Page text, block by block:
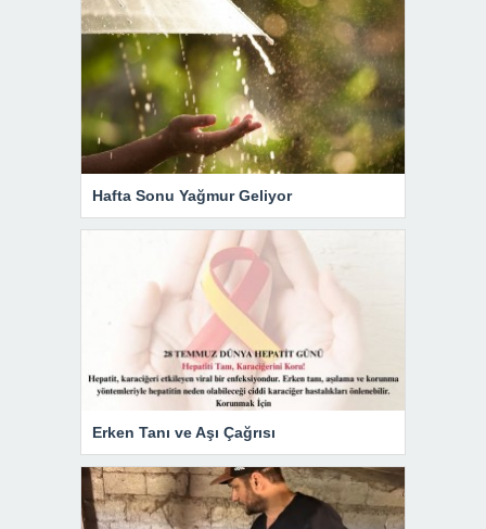
Hafta Sonu Yağmur Geliyor
Erken Tanı ve Aşı Çağrısı